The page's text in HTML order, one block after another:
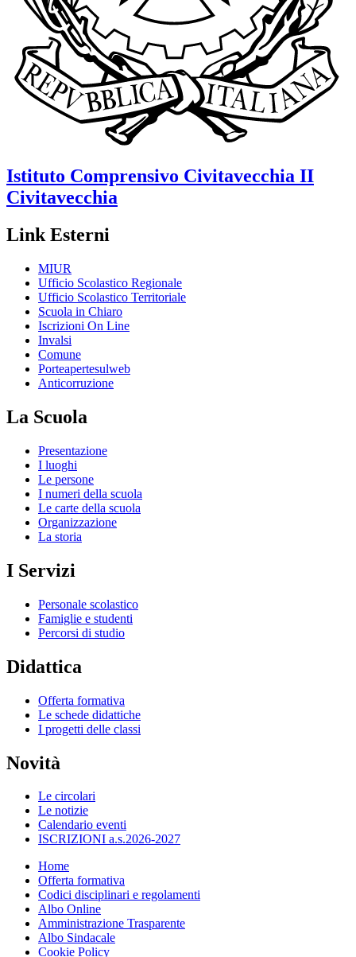
Istituto Comprensivo Civitavecchia II
Civitavecchia
Link Esterni
MIUR
Ufficio Scolastico Regionale
Ufficio Scolastico Territoriale
Scuola in Chiaro
Iscrizioni On Line
Invalsi
Comune
Porteapertesulweb
Anticorruzione
La Scuola
Presentazione
I luoghi
Le persone
I numeri della scuola
Le carte della scuola
Organizzazione
La storia
I Servizi
Personale scolastico
Famiglie e studenti
Percorsi di studio
Didattica
Offerta formativa
Le schede didattiche
I progetti delle classi
Novità
Le circolari
Le notizie
Calendario eventi
ISCRIZIONI a.s.2026-2027
Home
Offerta formativa
Codici disciplinari e regolamenti
Albo Online
Amministrazione Trasparente
Albo Sindacale
Cookie Policy